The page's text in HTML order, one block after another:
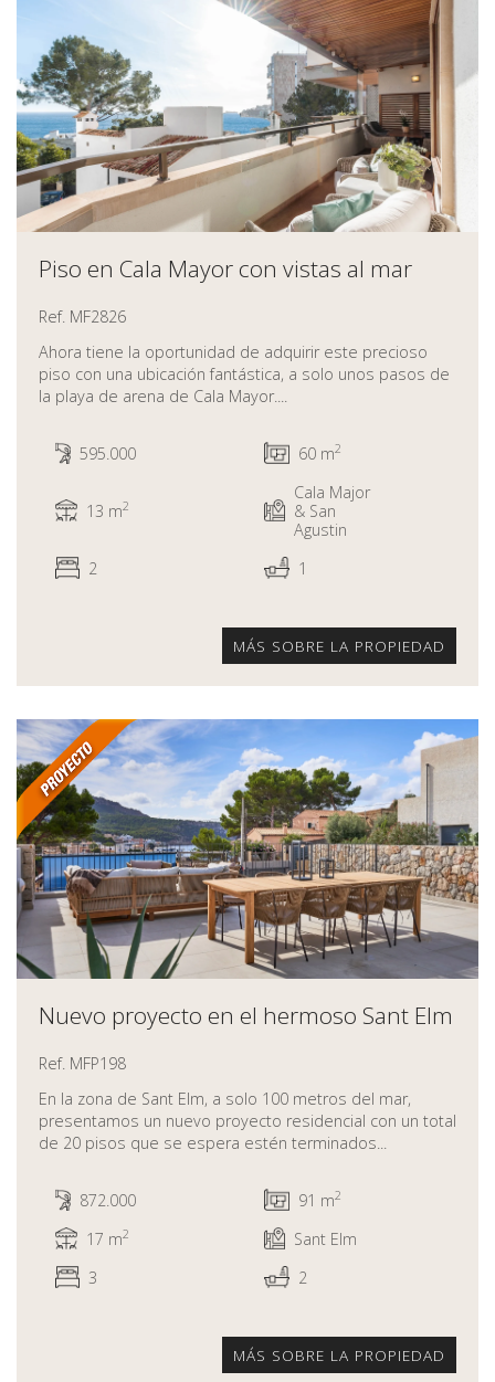
Piso en Cala Mayor con vistas al mar
Ref. MF2826
Ahora tiene la oportunidad de adquirir este precioso
piso con una ubicación fantástica, a solo unos pasos de
la playa de arena de Cala Mayor....
595.000 60 m2
13 m2
Cala Major
& San
Agustin
2
1
MÁS SOBRE LA PROPIEDAD
Nuevo proyecto en el hermoso Sant Elm
Ref. MFP198
En la zona de Sant Elm, a solo 100 metros del mar,
presentamos un nuevo proyecto residencial con un total
de 20 pisos que se espera estén terminados...
872.000 91 m2
17 m2
Sant Elm
3
2
MÁS SOBRE LA PROPIEDAD